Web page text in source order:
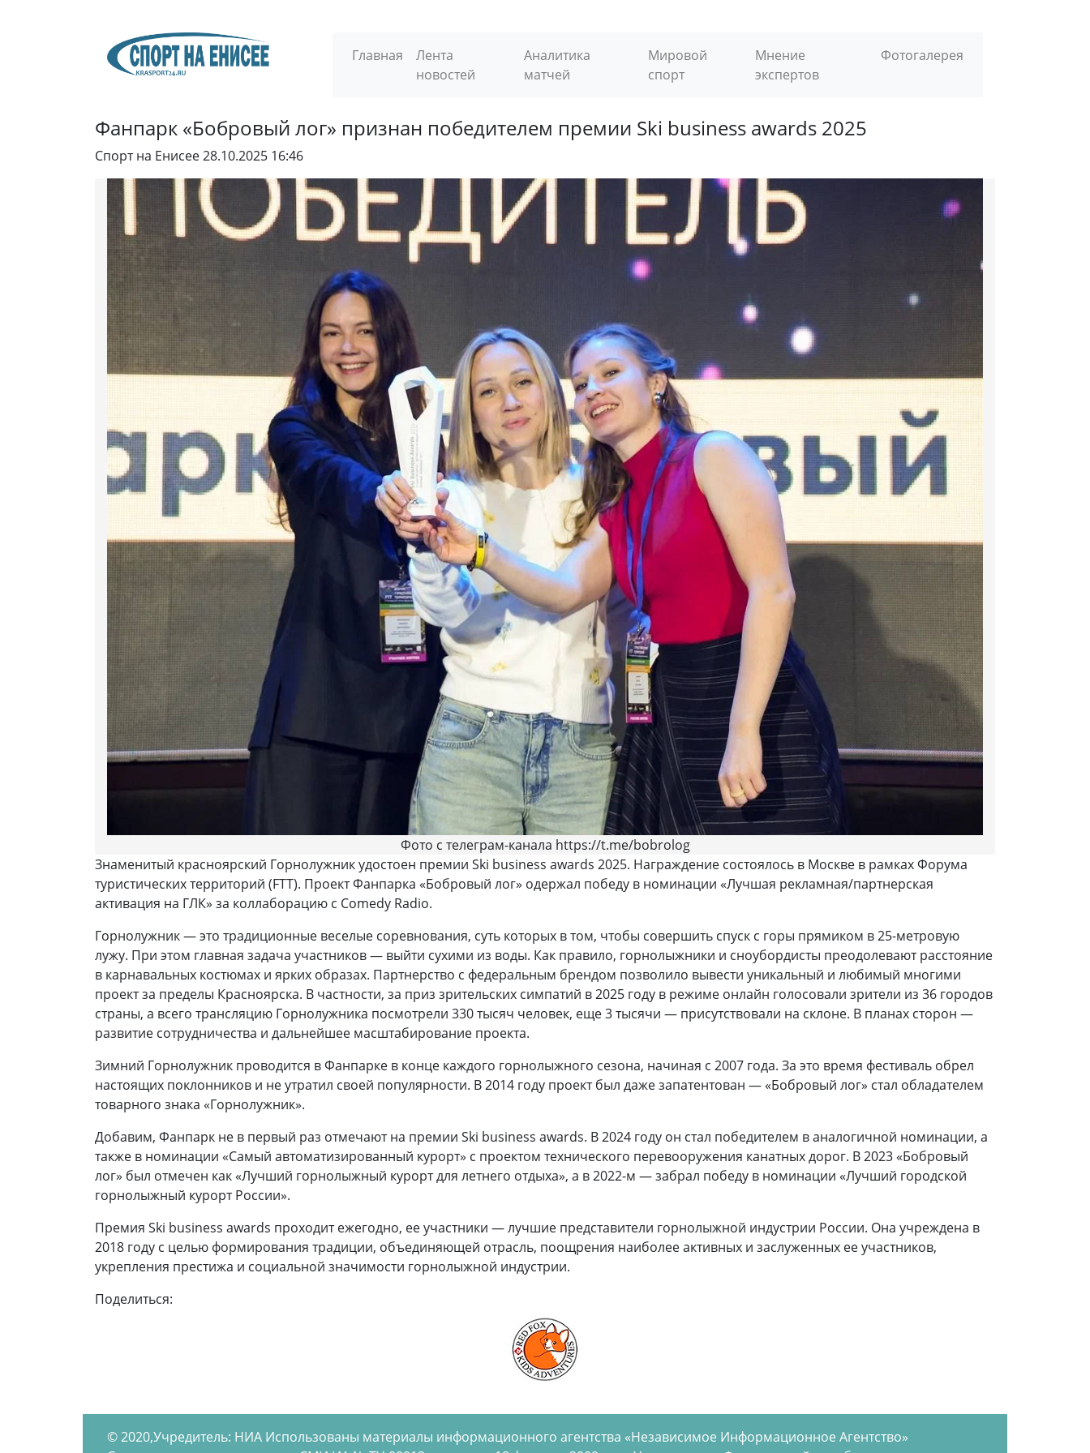
Главная
Лента
новостей
Аналитика
матчей
Мировой
спорт
Мнение
экспертов
Фотогалерея
Фанпарк «Бобровый лог» признан победителем премии Ski business awards 2025
Спорт на Енисее28.10.2025 16:46
Фото с телеграм-канала https://t.me/bobrolog
Знаменитый красноярский Горнолужник удостоен премии Ski business awards 2025. Награждение состоялось в Москве в рамках Форума
туристических территорий (FTT). Проект Фанпарка «Бобровый лог» одержал победу в номинации «Лучшая рекламная/партнерская
активация на ГЛК» за коллаборацию с Comedy Radio.
Горнолужник — это традиционные веселые соревнования, суть которых в том, чтобы совершить спуск с горы прямиком в 25-метровую
лужу. При этом главная задача участников — выйти сухими из воды. Как правило, горнолыжники и сноубордисты преодолевают расстояние
в карнавальных костюмах и ярких образах. Партнерство с федеральным брендом позволило вывести уникальный и любимый многими
проект за пределы Красноярска. В частности, за приз зрительских симпатий в 2025 году в режиме онлайн голосовали зрители из 36 городов
страны, а всего трансляцию Горнолужника посмотрели 330 тысяч человек, еще 3 тысячи — присутствовали на склоне. В планах сторон —
развитие сотрудничества и дальнейшее масштабирование проекта.
Зимний Горнолужник проводится в Фанпарке в конце каждого горнолыжного сезона, начиная с 2007 года. За это время фестиваль обрел
настоящих поклонников и не утратил своей популярности. В 2014 году проект был даже запатентован — «Бобровый лог» стал обладателем
товарного знака «Горнолужник».
Добавим, Фанпарк не в первый раз отмечают на премии Ski business awards. В 2024 году он стал победителем в аналогичной номинации, а
также в номинации «Самый автоматизированный курорт» с проектом технического перевооружения канатных дорог. В 2023 «Бобровый
лог» был отмечен как «Лучший горнолыжный курорт для летнего отдыха», а в 2022-м — забрал победу в номинации «Лучший городской
горнолыжный курорт России».
Премия Ski business awards проходит ежегодно, ее участники — лучшие представители горнолыжной индустрии России. Она учреждена в
2018 году с целью формирования традиции, объединяющей отрасль, поощрения наиболее активных и заслуженных ее участников,
укрепления престижа и социальной значимости горнолыжной индустрии.
Поделиться:
© 2020,Учредитель: НИА Использованы материалы информационного агентства «Независимое Информационное Агентство»